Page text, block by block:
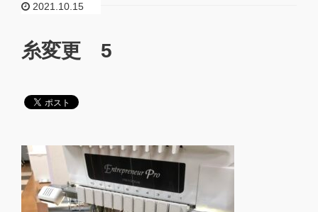
2021.10.15
糸変更 5